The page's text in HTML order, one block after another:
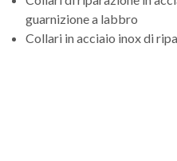
guarnizione a labbro
Collari in acciaio inox di